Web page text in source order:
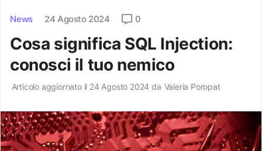
News 24 Agosto 2024 0
Cosa significa SQL Injection:
conosci il tuo nemico
Articolo aggiornato il 24 Agosto 2024 da Valeria Poropat